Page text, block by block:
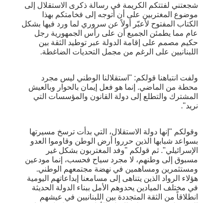
شجعتني لفتتكم الكريمة في رسالة ذكرى الاستقلال إلى
موضوع المغتربين على أن أتوجه إلى فخامتكم بهذا
الكتاب المفتوح لأعبّر أولاً عن سروري لما ورد فيها بشكل
عام مما يطمئن الجميع أن على رأس الجمهورية رجل
حكيم مصمم على إقامة الدولة عبر توطيد الثقة بين
اللبنانيين على الرغم من مجمل التحديات الضاغطة.
ولفت انتباهنا قولكم: "استقلالنا الوطني ليس مجرد
محطة من الماضي. إنما هو فعل إيمان بالحوار وبالعيش
المشترك والتطلع إلى دولة القانون والمؤسسات التي
نريد".
وقولكم "إنها دولة الاستقلال، التي بدأت ترسخ مسيرتها
بسواعد شبابها الذين حرروا أرض الوطن وقاوموا العدو
الإسرائيلي". ثم قولكم "وفد المغتربون بشكل غير
مسبوق إلى وطنهم، لا مجرد سياح فحسب، إنما مودعين
ومستثمرين ومساهمين في نهضة مجتمعهم الوطني.
هؤلاء الرواد الذين يتناهى إلى مسامعنا إبداعاتهم اليومية
في مختلف الميادين يحدوهم الأمل ببناء الدولة الحديثة
انطلاقاً من الثقة المتجددة بين اللبنانيين في عيشهم